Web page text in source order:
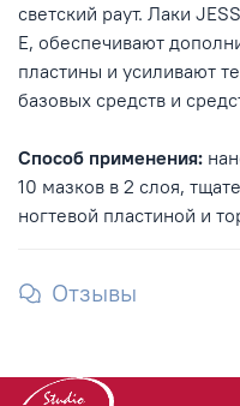
светский раут. Лаки
E, обеспечивают
пластины и усиливают
базовых средств и
Способ применения:
10 мазков в 2 слоя,
ногтевой пластиной и
Отзывы